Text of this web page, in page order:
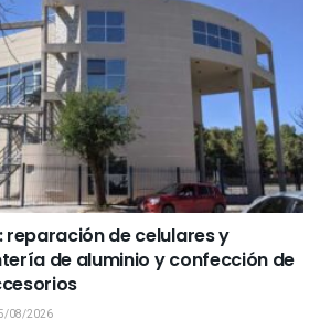
reparación de celulares y
de aluminio y confección de
08/2026